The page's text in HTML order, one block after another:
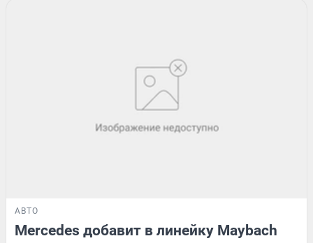
АВТО
Mercedes добавит в линейку Maybach